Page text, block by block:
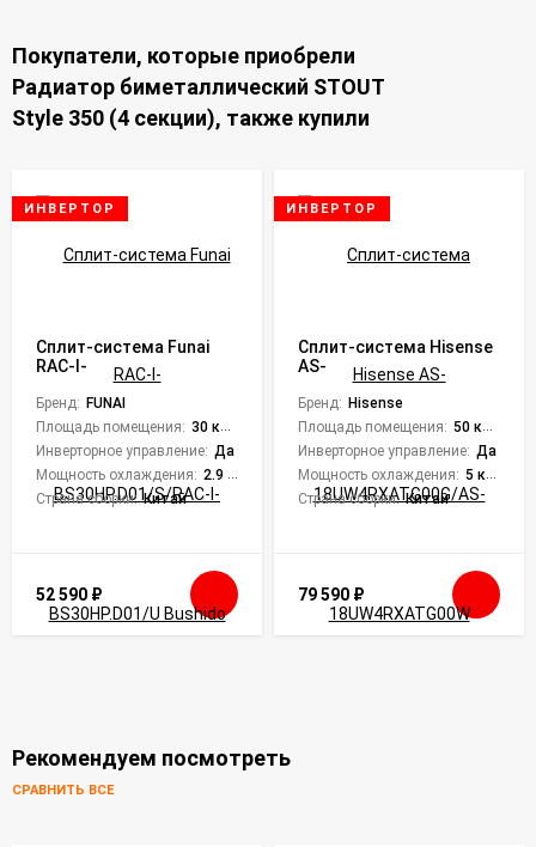
Покупатели, которые приобрели
Радиатор биметаллический STOUT
Style 350 (4 секции), также купили
ИНВЕРТОР
Сплит-система Funai
RAC-I-
BS30HP.D01/S/RAC-I-
BS30HP.D01/U Bushido
Inverter
Бренд: FUNAI
Площадь помещения: 30 кв. м.
Инверторное управление: Да
Мощность охлаждения: 2.9 кВт
Страна сборки: Китай
52 590 ₽
ИНВЕРТОР
Сплит-система Hisense
AS-
18UW4RXATG00G/AS-
18UW4RXATG00W
Premium Design Super DC
Inverter
Бренд: Hisense
Площадь помещения: 50 кв. м.
Инверторное управление: Да
Мощность охлаждения: 5 кВт
Страна сборки: Китай
79 590 ₽
Рекомендуем посмотреть
СРАВНИТЬ ВСЕ